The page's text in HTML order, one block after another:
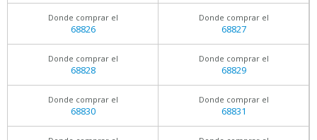
Donde comprar el
68826
Donde comprar el
68827
Donde comprar el
68828
Donde comprar el
68829
Donde comprar el
68830
Donde comprar el
68831